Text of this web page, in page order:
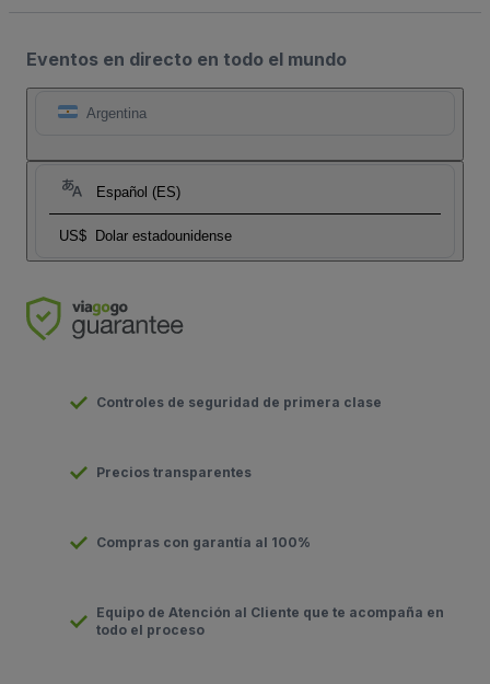
Eventos en directo en todo el mundo
Argentina
Español (ES)
US$ Dolar estadounidense
Controles de seguridad de primera clase
Precios transparentes
Compras con garantía al 100%
Equipo de Atención al Cliente que te acompaña en
todo el proceso